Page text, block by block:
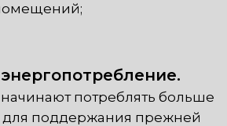
потреблять больше
для поддержания прежней